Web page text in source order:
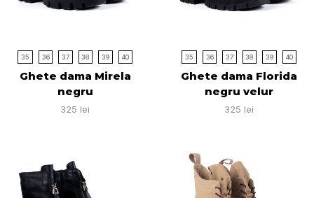
35 36 37 38 39 40
Ghete dama Mirela
negru
325 lei
35 36 37 38 39 40
Ghete dama Florida
negru velur
325 lei